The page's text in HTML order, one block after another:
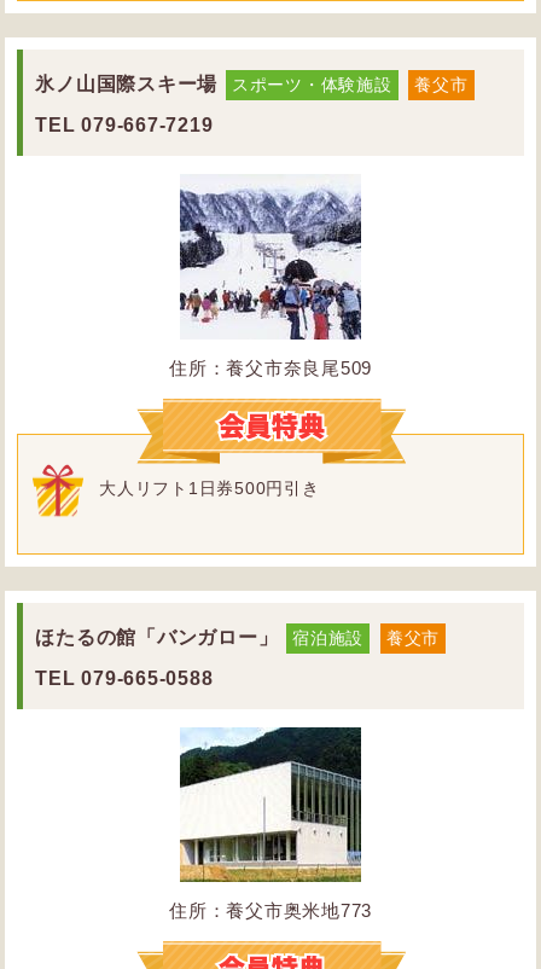
氷ノ山国際スキー場 スポーツ・体験施設 養父市
TEL 079-667-7219
住所：養父市奈良尾509
大人リフト1日券500円引き
ほたるの館「バンガロー」 宿泊施設 養父市
TEL 079-665-0588
住所：養父市奥米地773